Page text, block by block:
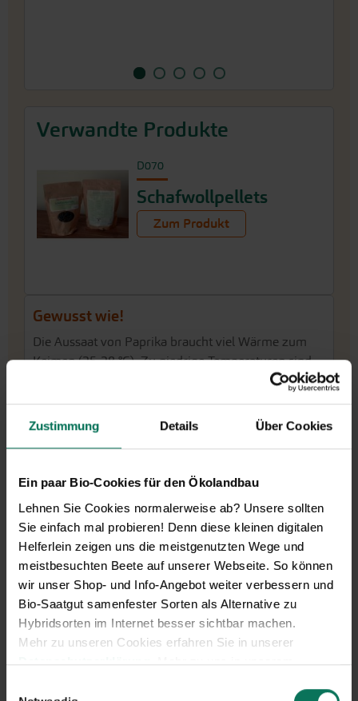
Zustimmung Details Über Cookies
Ein paar Bio-Cookies für den Ökolandbau
Lehnen Sie Cookies normalerweise ab? Unsere sollten
Sie einfach mal probieren! Denn diese kleinen digitalen
Helferlein zeigen uns die meistgenutzten Wege und
meistbesuchten Beete auf unserer Webseite. So können
wir unser Shop- und Info-Angebot weiter verbessern und
Bio-Saatgut samenfester Sorten als Alternative zu
Hybridsorten im Internet besser sichtbar machen.
Mehr zu unseren Cookies erfahren Sie in unserer
Datenschutzerklärung. Mehr zu uns in unserem
Gewusst wie!
Die Aussaat von Paprika braucht viel Wärme zum
Keimen (25-28 °C). Zu niedrige Temperaturen sind
die häufigste Ursache dafür, dass Paprikasamen
20-22 °C an einem hellen Platz sind ideal. Die
Jungpflanzen vor dem Aussetzen abhärten und in
auch gut auf dem Balkon in ausreichend großen
Hier finden Sie ausführliche Informationen zum
Anbau von Paprika.
Damit Sie genau die Sorten finden, die perfekt mit
Ihren Gegebenheiten harmonieren, haben wir den
SortenKompass Paprika & Chilientwickelt. Mit nur
wenigen Klicks erhalten Sie Ihre persönliche Sorten-
Empfehlung.
Verwandte Produkte
D070
Schafwollpellets
Zum Produkt